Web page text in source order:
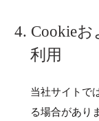
4. Cookie
利用
当社サイトで
る場合があり